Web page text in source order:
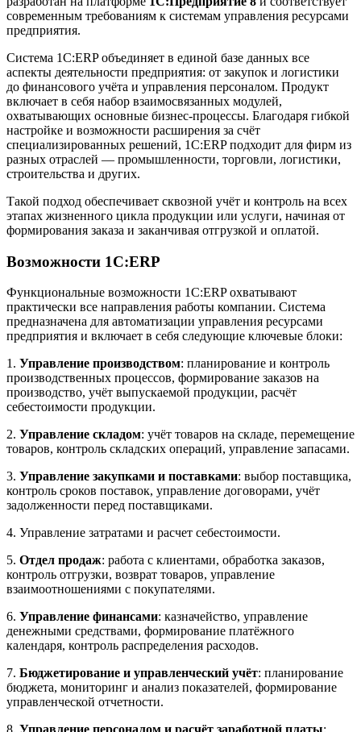
современным требованиям к системам управления ресурсами
предприятия.
Система 1С:ERP объединяет в единой базе данных все
аспекты деятельности предприятия: от закупок и логистики
до финансового учёта и управления персоналом. Продукт
включает в себя набор взаимосвязанных модулей,
охватывающих основные бизнес-процессы. Благодаря гибкой
настройке и возможности расширения за счёт
специализированных решений, 1С:ERP подходит для фирм из
разных отраслей — промышленности, торговли, логистики,
строительства и других.
Такой подход обеспечивает сквозной учёт и контроль на всех
этапах жизненного цикла продукции или услуги, начиная от
формирования заказа и заканчивая отгрузкой и оплатой.
Возможности 1С:ERP
Функциональные возможности 1С:ERP охватывают
практически все направления работы компании. Система
предназначена для автоматизации управления ресурсами
предприятия и включает в себя следующие ключевые блоки:
1. Управление производством: планирование и контроль
производственных процессов, формирование заказов на
производство, учёт выпускаемой продукции, расчёт
себестоимости продукции.
2. Управление складом: учёт товаров на складе, перемещение
товаров, контроль складских операций, управление запасами.
3. Управление закупками и поставками: выбор поставщика,
контроль сроков поставок, управление договорами, учёт
задолженности перед поставщиками.
4. Управление затратами и расчет себестоимости.
5. Отдел продаж: работа с клиентами, обработка заказов,
контроль отгрузки, возврат товаров, управление
взаимоотношениями с покупателями.
6. Управление финансами: казначейство, управление
денежными средствами, формирование платёжного
календаря, контроль распределения расходов.
7. Бюджетирование и управленческий учёт: планирование
бюджета, мониторинг и анализ показателей, формирование
управленческой отчетности.